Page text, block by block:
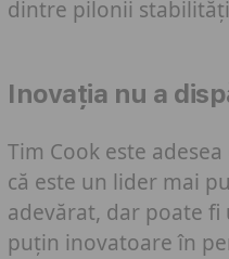
dintre pilonii
Inovația nu a
Tim Cook este
că este un lider mai
adevărat, dar poate fi
puțin inovatoare în